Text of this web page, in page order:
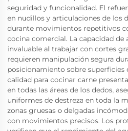
seguridad y funcionalidad. El
en nudillos y articulaciones de los
durante movimientos repetitivos
cocina comercial. La capacidad
invaluable al trabajar con cortes
requieren manipulación segura
posicionamiento sobre superficies
calidad para cocinar carne
en todas las áreas de los dedos,
uniformes de destreza en toda la
zonas gruesas o delgadas
con movimientos precisos. Los